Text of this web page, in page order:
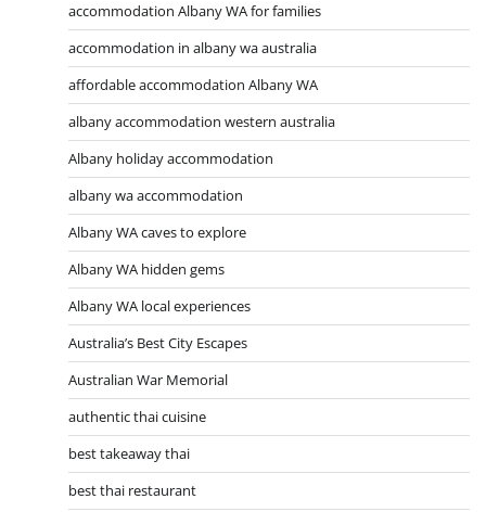
accommodation Albany WA for families
accommodation in albany wa australia
affordable accommodation Albany WA
albany accommodation western australia
Albany holiday accommodation
albany wa accommodation
Albany WA caves to explore
Albany WA hidden gems
Albany WA local experiences
Australia’s Best City Escapes
Australian War Memorial
authentic thai cuisine
best takeaway thai
best thai restaurant